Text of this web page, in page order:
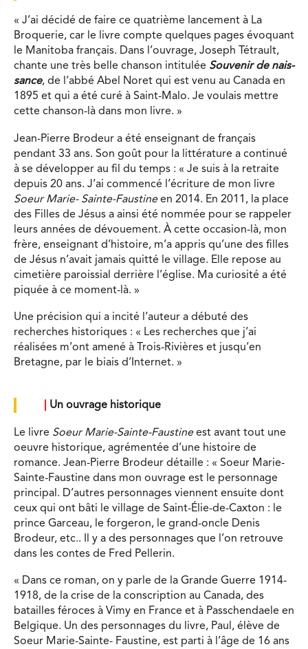
« J’ai décidé de faire ce quatrième lancement à La
Broquerie, car le livre compte quelques pages évoquant
le Manitoba français. Dans l’ouvrage, Joseph Tétrault,
chante une très belle chanson intitulée Souvenir de nais-
sance, de l’abbé Abel Noret qui est venu au Canada en
1895 et qui a été curé à Saint-Malo. Je voulais mettre
cette chanson-là dans mon livre. »
Jean-Pierre Brodeur a été enseignant de français
pendant 33 ans. Son goût pour la littérature a continué
à se développer au fil du temps : « Je suis à la retraite
depuis 20 ans. J’ai commencé l’écriture de mon livre
Soeur Marie- Sainte-Faustineen 2014. En 2011, la place
des Filles de Jésus a ainsi été nommée pour se rappeler
leurs années de dévouement. À cette occasion-là, mon
frère, enseignant d’histoire, m’a appris qu’une des filles
de Jésus n’avait jamais quitté le village. Elle repose au
cimetière paroissial derrière l’église. Ma curiosité a été
piquée à ce moment-là. »
Une précision qui a incité l’auteur a débuté des
recherches historiques : « Les recherches que j’ai
réalisées m’ont amené à Trois-Rivières et jusqu’en
Bretagne, par le biais d’Internet. »
Un ouvrage historique
Le livre Soeur Marie-Sainte-Faustineest avant tout une
oeuvre historique, agrémentée d’une histoire de
romance. Jean-Pierre Brodeur détaille : « Soeur Marie-
Sainte-Faustine dans mon ouvrage est le personnage
principal. D’autres personnages viennent ensuite dont
ceux qui ont bâti le village de Saint-Élie-de-Caxton : le
prince Garceau, le forgeron, le grand-oncle Denis
Brodeur, etc.. Il y a des personnages que l’on retrouve
dans les contes de Fred Pellerin.
« Dans ce roman, on y parle de la Grande Guerre 1914-
1918, de la crise de la conscription au Canada, des
batailles féroces à Vimy en France et à Passchendaele en
Belgique. Un des personnages du livre, Paul, élève de
Soeur Marie-Sainte- Faustine, est parti à l’âge de 16 ans